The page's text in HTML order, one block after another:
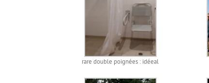
rare double poignées : idéeal